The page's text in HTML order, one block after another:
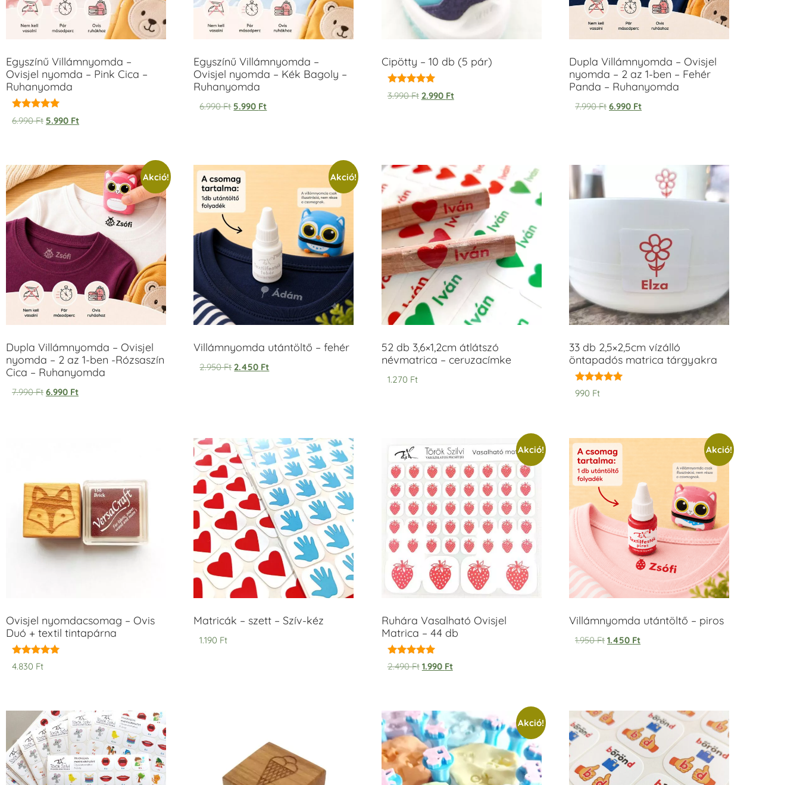
Egyszínű Villámnyomda –
Ovisjel nyomda – Pink Cica –
Ruhanyomda
Értékelés:
5.00
6.990Ft 5.990 Ft
Egyszínű Villámnyomda –
Ovisjel nyomda – Kék Bagoly –
Ruhanyomda
6.990Ft 5.990 Ft
Cipötty – 10 db (5 pár)
Értékelés:
5.00
3.990Ft 2.990 Ft
Dupla Villámnyomda – Ovisjel
nyomda – 2 az 1-ben – Fehér
Panda – Ruhanyomda
7.990Ft 6.990 Ft
Akció!
Dupla Villámnyomda – Ovisjel
nyomda – 2 az 1-ben -Rózsaszín
Cica – Ruhanyomda
7.990Ft 6.990 Ft
Akció!
Villámnyomda utántöltő – fehér
2.950Ft 2.450 Ft
52 db 3,6×1,2cm átlátszó
névmatrica – ceruzacímke
1.270 Ft
33 db 2,5×2,5cm vízálló
öntapadós matrica tárgyakra
Értékelés:
5.00
990 Ft
Ovisjel nyomdacsomag – Ovis
Duó + textil tintapárna
Értékelés:
5.00
4.830 Ft
Matricák – szett – Szív-kéz
1.190 Ft
Akció!
Ruhára Vasalható Ovisjel
Matrica – 44 db
Értékelés:
5.00
2.490Ft 1.990 Ft
Akció!
Villámnyomda utántöltő – piros
1.950Ft 1.450 Ft
Akció!